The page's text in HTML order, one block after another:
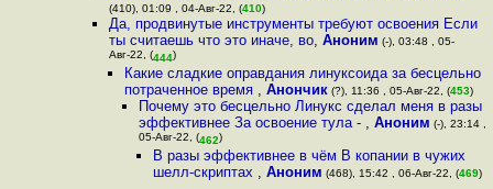
(410), 01:09 , 04-Авг-22, (410)
Да, продвинутые инструменты требуют освоения Если
ты считаешь что это иначе, во,Аноним (-), 03:48 , 05-
Авг-22, (444)
Какие сладкие оправдания линуксоида за бесцельно
потраченное время , Анончик(?), 11:36 , 05-Авг-22, (453)
Почему это бесцельно Линукс сделал меня в разы
эффективнее За освоение тула - , Аноним (-), 23:14 ,
05-Авг-22, (462)
В разы эффективнее в чём В копании в чужих
шелл-скриптах ,Аноним (468), 15:42 , 06-Авг-22, (469)